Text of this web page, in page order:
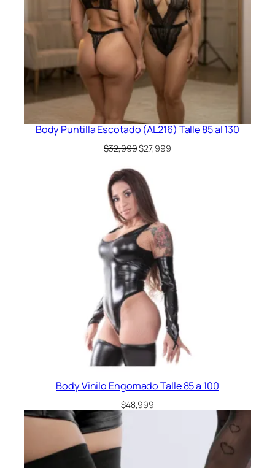
Body Puntilla Escotado (AL216) Talle 85 al 130
$32,999El
original
era:
$32,999.
$27,999El
Body Vinilo Engomado Talle 85 a 100
$48,999